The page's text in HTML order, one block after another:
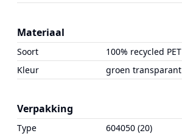
Materiaal
Soort
100% recycled PET
Kleur
groen transparant
Verpakking
Type 604050 (20)